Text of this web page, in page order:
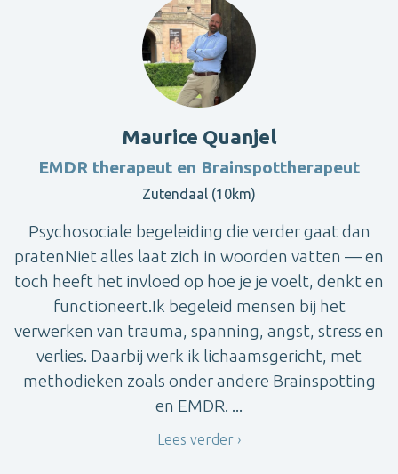
Maurice Quanjel
EMDR therapeut en Brainspottherapeut
Zutendaal (10km)
Psychosociale begeleiding die verder gaat dan
pratenNiet alles laat zich in woorden vatten — en
toch heeft het invloed op hoe je je voelt, denkt en
functioneert.Ik begeleid mensen bij het
verwerken van trauma, spanning, angst, stress en
verlies. Daarbij werk ik lichaamsgericht, met
methodieken zoals onder andere Brainspotting
en EMDR. ...
Lees verder